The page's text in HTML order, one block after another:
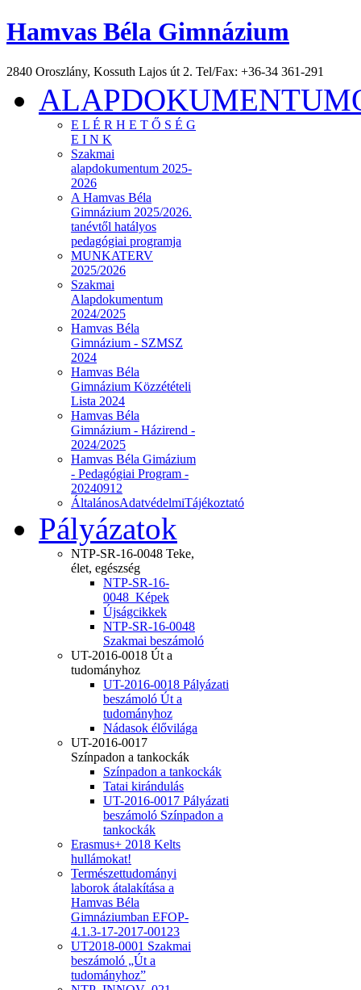
Hamvas Béla Gimnázium
2840 Oroszlány, Kossuth Lajos út 2. Tel/Fax: +36-34 361-291
E L É R H E T Ő S É G
E I N K
Szakmai
alapdokumentum 2025-
2026
A Hamvas Béla
Gimnázium 2025/2026.
tanévtől hatályos
pedagógiai programja
MUNKATERV
2025/2026
Szakmai
Alapdokumentum
2024/2025
Hamvas Béla
Gimnázium - SZMSZ
2024
Hamvas Béla
Gimnázium Közzétételi
Lista 2024
Hamvas Béla
Gimnázium - Házirend -
2024/2025
Hamvas Béla Gimázium
- Pedagógiai Program -
20240912
ÁltalánosAdatvédelmiTájékoztató
Pályázatok
NTP-SR-16-0048 Teke,
élet, egészség
NTP-SR-16-
0048_Képek
Újságcikkek
NTP-SR-16-0048
Szakmai beszámoló
UT-2016-0018 Út a
tudományhoz
UT-2016-0018 Pályázati
beszámoló Út a
tudományhoz
Nádasok élővilága
UT-2016-0017
Színpadon a tankockák
Színpadon a tankockák
Tatai kirándulás
UT-2016-0017 Pályázati
beszámoló Színpadon a
tankockák
Erasmus+ 2018 Kelts
hullámokat!
Természettudományi
laborok átalakítása a
Hamvas Béla
Gimnáziumban EFOP-
4.1.3-17-2017-00123
UT2018-0001 Szakmai
beszámoló „Út a
tudományhoz”